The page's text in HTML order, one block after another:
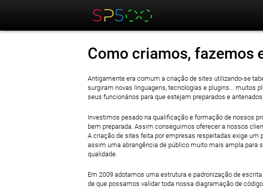
Como criamos, fazemos
Antigamente era comum a criação de sites utilizando-se
surgiram novas linguagens, tecnologias e plugins... muitos
seus funcionários para que estejam preparados e
Investimos pesado na qualificação e formação de nossos
bem preparada. Assim conseguimos oferecer a nossos
A criação de sites feita por empresas respeitadas exige
assim uma abrangência de público muito mais ampla para
qualidade.
Em 2009 adotamos uma estrutura e padronização de
de que possamos validar toda nossa diagramação de